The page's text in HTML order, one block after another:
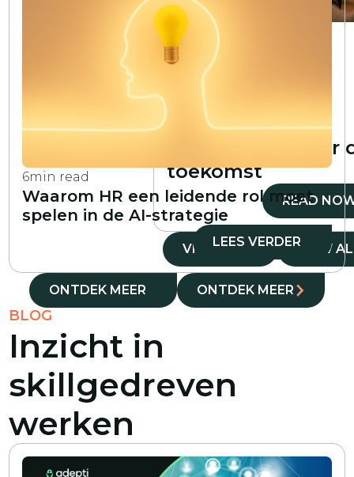
6min read
Waarom HR een leidende rol moet
spelen in de AI-strategie
LEES VERDER
ONTDEK MEER ONTDEK MEER
min read
De kloof tussen
technisch talent
overbruggen:
strategieën en
oplossingen voor
toekomst
READ
VIEW ALL VIEW
BLOG
Inzicht in
skillgedreven
werken